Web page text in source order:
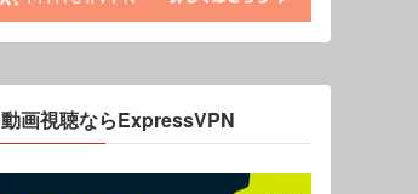
動画視聴ならExpressVPN